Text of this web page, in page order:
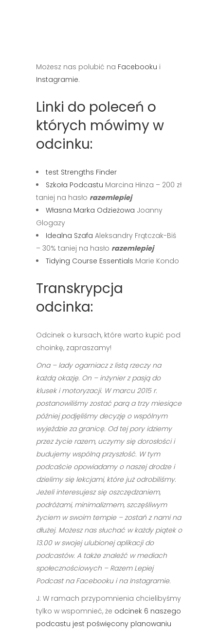
Możesz nas polubić na Facebooku i
Instagramie.
Linki do poleceń o
których mówimy w
odcinku:
test Strengths Finder
Szkoła Podcastu Marcina Hinza – 200 zł
taniej na hasło razemlepiej
Własna Marka Odzieżowa Joanny
Glogazy
Idealna Szafa Aleksandry Frątczak-Biś
– 30% taniej na hasło razemlepiej
Tidying Course Essentials Marie Kondo
Transkrypcja
odcinka:
Odcinek o kursach, które warto kupić pod
choinkę, zapraszamy!
Ona – lady ogarniacz z listą rzeczy na
każdą okazję. On – inżynier z pasją do
klusek i motoryzacji. W marcu 2015 r.
postanowiliśmy zostać parą a trzy miesiące
później podjęliśmy decyzję o wspólnym
wyjeździe za granicę. Od tej pory idziemy
przez życie razem, uczymy się dorosłości i
budujemy wspólną przyszłość. W tym
podcaście opowiadamy o naszej drodze i
dzielimy się lekcjami, które już odrobiliśmy.
Jeżeli interesujesz się oszczędzaniem,
podróżami, minimalizmem, szczęśliwym
życiem w swoim tempie – zostań z nami na
dłużej. Możesz nas słuchać w każdy piątek o
13.00 w swojej ulubionej aplikacji do
podcastów. A także znaleźć w mediach
społecznościowych – Razem Lepiej
Podcast na Facebooku i na Instagramie.
J: W ramach przypomnienia chcielibyśmy
tylko w wspomnieć, że odcinek 6 naszego
podcastu jest poświęcony planowaniu